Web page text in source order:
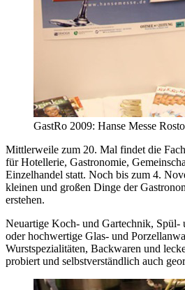
GastRo 2009: Hanse Messe
Mittlerweile zum 20. Mal findet die
für Hotellerie, Gastronomie,
Einzelhandel statt. Noch bis zum 4.
kleinen und großen Dinge der
erstehen.
Neuartige Koch- und Gartechnik, Spül-
oder hochwertige Glas- und
Wurstspezialitäten, Backwaren und
probiert und selbstverständlich auch